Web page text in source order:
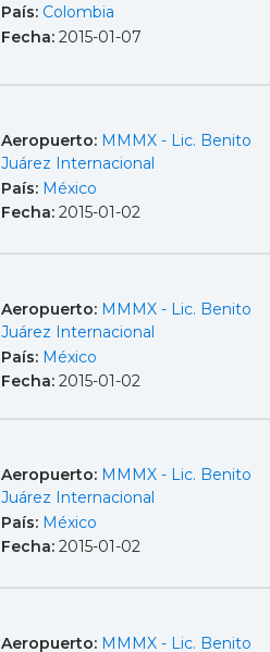
País: Colombia
Fecha: 2015-01-07
Aeropuerto: MMMX - Lic. Benito
Juárez Internacional
País: México
Fecha: 2015-01-02
Aeropuerto: MMMX - Lic. Benito
Juárez Internacional
País: México
Fecha: 2015-01-02
Aeropuerto: MMMX - Lic. Benito
Juárez Internacional
País: México
Fecha: 2015-01-02
Aeropuerto: MMMX - Lic. Benito